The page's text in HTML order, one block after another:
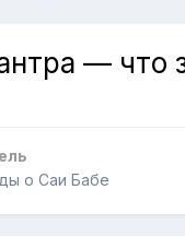
— что
о Саи Бабе